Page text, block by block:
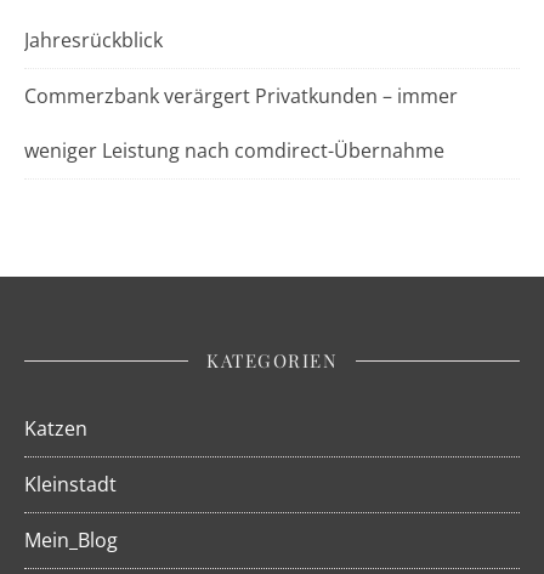
Jahresrückblick
Commerzbank verärgert Privatkunden – immer
weniger Leistung nach comdirect-Übernahme
KATEGORIEN
Katzen
Kleinstadt
Mein_Blog